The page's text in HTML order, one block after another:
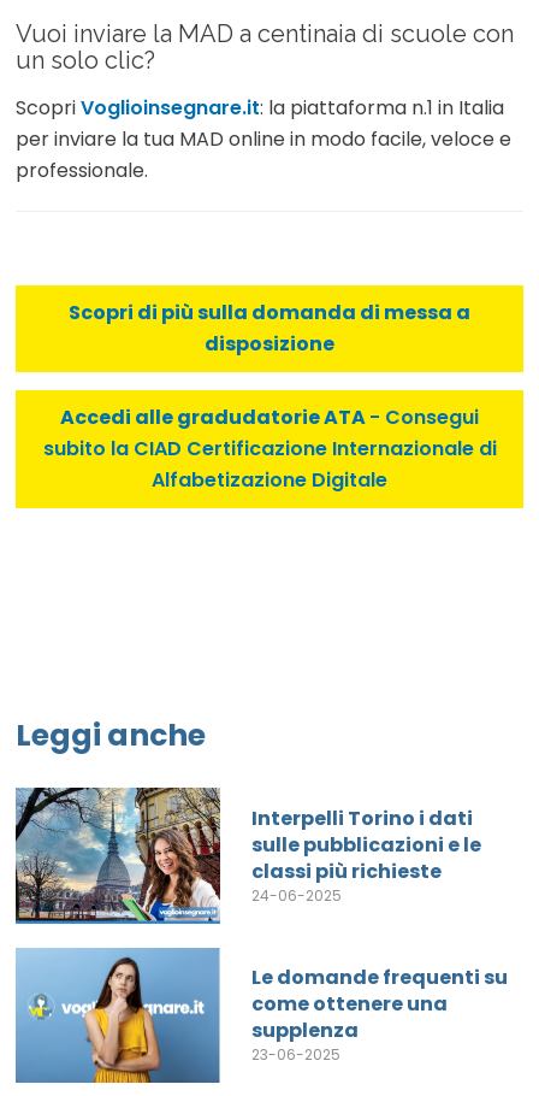
Vuoi inviare la MAD a centinaia di scuole con
un solo clic?
ScopriVoglioinsegnare.it: la piattaforma n.1 in Italia
per inviare la tua MAD online in modo facile, veloce e
professionale.
Scopri di più sulla domanda di messa a
disposizione
Accedi alle gradudatorie ATA- Consegui
subito la CIAD Certificazione Internazionale di
Alfabetizazione Digitale
Leggi anche
Interpelli Torino i dati
sulle pubblicazioni e le
classi più richieste
24-06-2025
Le domande frequenti su
come ottenere una
supplenza
23-06-2025